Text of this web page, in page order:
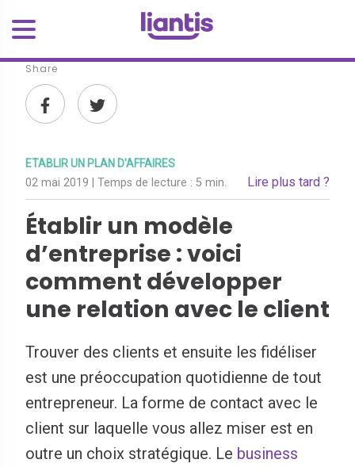
Share
ETABLIR UN PLAN D'AFFAIRES
02 mai 2019 | Temps de lecture : 5 min. Lire plus tard ?
Établir un modèle
d’entreprise : voici
comment développer
une relation avec le client
Trouver des clients et ensuite les fidéliser
est une préoccupation quotidienne de tout
entrepreneur. La forme de contact avec le
client sur laquelle vous allez miser est en
outre un choix stratégique. Le business